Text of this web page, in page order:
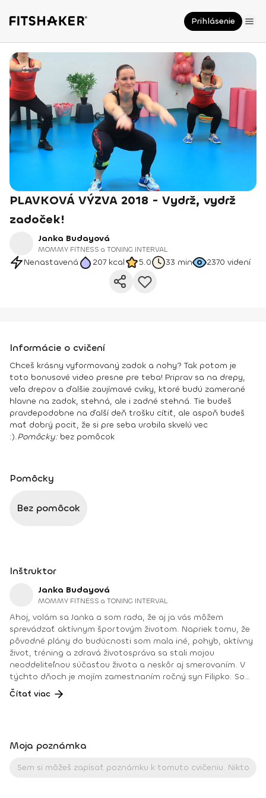
Prihlásenie
PLAVKOVÁ VÝZVA 2018 - Vydrž, vydrž
zadoček!
Janka Budayová
MOMMY FITNESS a TONING INTERVAL
Nenastavená 207 kcal 5.0 33 min 2370 videní
Informácie o cvičení
Chceš krásny vyformovaný zadok a nohy? Tak potom je
toto bonusové video presne pre teba! Priprav sa na drepy,
veľa drepov a ďalšie zaujímavé cviky, ktoré budú zamerané
hlavne na zadok, stehná, ale i zadné stehná. Tie budeš
pravdepodobne na ďalší deň trošku cítiť, ale aspoň budeš
mať dobrý pocit, že si pre seba urobila skvelú vec
:).Pomôcky: bez pomôcok
Pomôcky
Bez pomôcok
Inštruktor
Janka Budayová
MOMMY FITNESS a TONING INTERVAL
Ahoj, volám sa Janka a som rada, že aj ja vás môžem
sprevádzať aktívnym športovým životom. Napriek tomu, že
pôvodné plány do budúcnosti som mala iné, pohyb, aktívny
život, tréning a zdravá životospráva sa stali mojou
neoddeliteľnou súčasťou života a neskôr aj smerovaním. V
týchto dňoch je mojím zamestnaním ročný syn Filipko. Som
mamičkou na materskej dovolenke, ktorú si mimoriadne
užívam. Vďaka úžasnej podpore rodiny a okolia sa aj v tomto
asociácia naturálnej kulturistiky). Svoje medicínske,
teším sa každej novej výzve. Dosiahnuté vzdelanie: Tréner vo
Čítať viac
Moja poznámka